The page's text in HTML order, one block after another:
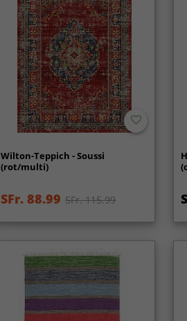
Wilton-Teppich - Soussi
(rot/multi)
SFr. 88.99 SFr. 115.99